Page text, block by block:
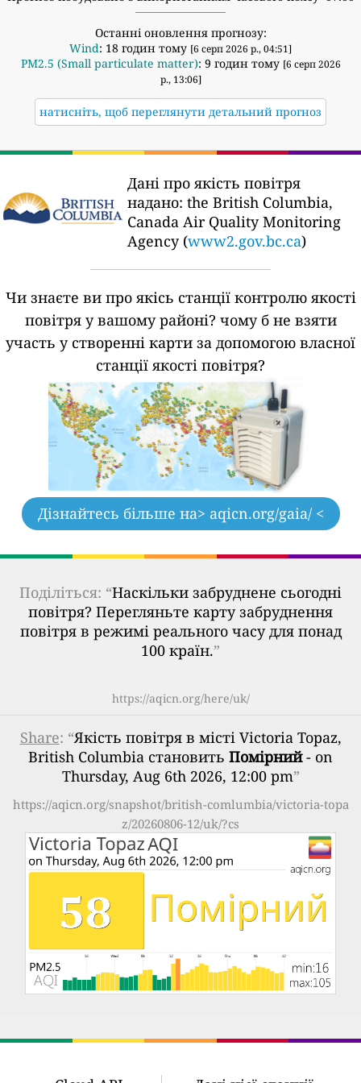
Останні оновлення прогнозу:
Wind: 18 годин тому [6 серп 2026 р., 04:51]
PM2.5 (Small particulate matter): 9 годин тому [6 серп 2026
р., 13:06]
натисніть, щоб переглянути детальний прогноз
Дані про якість повітря
надано: the British Columbia,
Canada Air Quality Monitoring
Agency (www2.gov.bc.ca)
Чи знаєте ви про якісь станції контролю якості
повітря у вашому районі? чому б не взяти
участь у створенні карти за допомогою власної
станції якості повітря?
Дізнайтесь більше на> aqicn.org/gaia/ <
Поділіться: “Наскільки забруднене сьогодні
повітря? Перегляньте карту забруднення
повітря в режимі реального часу для понад
100 країн.”
https://aqicn.org/here/uk/
Share: “Якість повітря в місті Victoria Topaz,
British Columbia становить Помірний- on
Thursday, Aug 6th 2026, 12:00 pm”
https://aqicn.org/snapshot/british-comlumbia/victoria-topa
z/20260806-12/uk/?cs